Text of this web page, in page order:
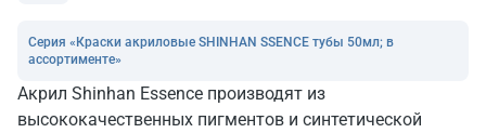
Серия «Краски акриловые SHINHAN SSENCE тубы 50мл; в
ассортименте»
Акрил Shinhan Essence производят из
высококачественных пигментов и синтетической